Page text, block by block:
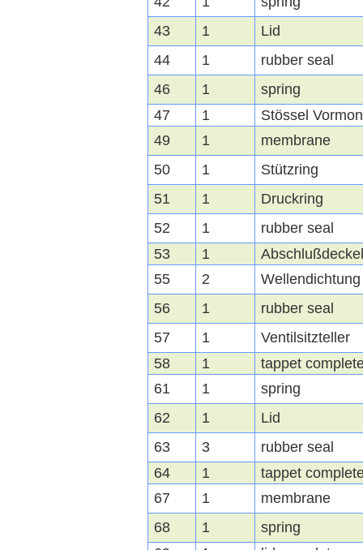
43
1
Lid
44
1
rubber seal
46
1
spring
47
1
Stössel
49
1
membrane
50
1
Stützring
51
1
Druckring
52
1
rubber seal
53
1
Abschlußdeckel
55
2
56
1
rubber seal
57
1
Ventilsitzteller
58
1
tappet
61
1
spring
62
1
Lid
63
3
rubber seal
64
1
tappet
67
1
membrane
68
1
spring